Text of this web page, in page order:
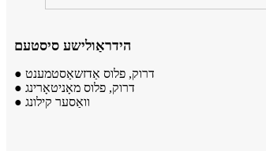
הידראַולישע סיסטעם
● דרוק, פלוס אַדזשאַסטמענט
● דרוק, פלוס מאָניטאָרינג
● וואַסער קילונג